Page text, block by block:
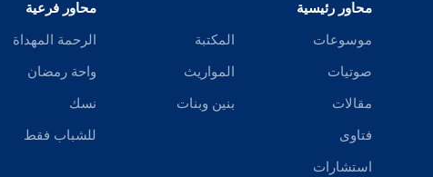
محاور رئيسية
موسوعات
صوتيات
مقالات
فتاوى
استشارات
المكتبة
المواريث
بنين وبنات
محاور فرعية
الرحمة المهداة
واحة رمضان
نسك
للشباب فقط